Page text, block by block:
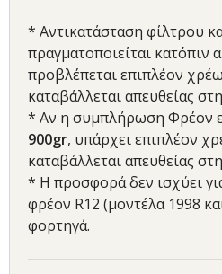
* Αντικατάσταση φίλτρου
πραγματοποιείται κατόπιν
προβλέπεται επιπλέον
καταβάλλεται απευθείας
* Αν η συμπλήρωση Φρέον
900gr, υπάρχει επιπλέον
καταβάλλεται απευθείας
* Η προσφορά δεν ισχύει
φρέον R12 (μοντέλα 1998
φορτηγά.